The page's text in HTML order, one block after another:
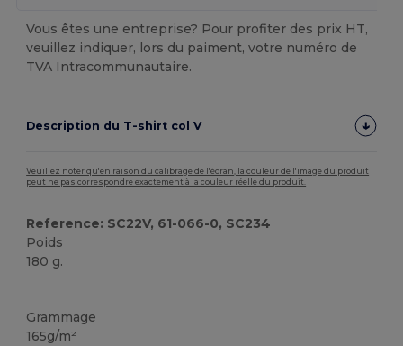
Vous êtes une entreprise? Pour profiter des prix HT,
veuillez indiquer, lors du paiment, votre numéro de
TVA Intracommunautaire.
Description du T-shirt col V
Veuillez noter qu'en raison du calibrage de l'écran, la couleur de l'image du produit
peut ne pas correspondre exactement à la couleur réelle du produit.
Reference: SC22V, 61-066-0, SC234
Poids
180 g.
Grammage
165g/m²